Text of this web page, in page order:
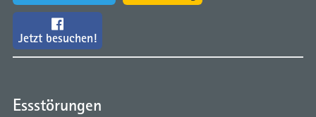
Jetzt besuchen!
Essstörungen